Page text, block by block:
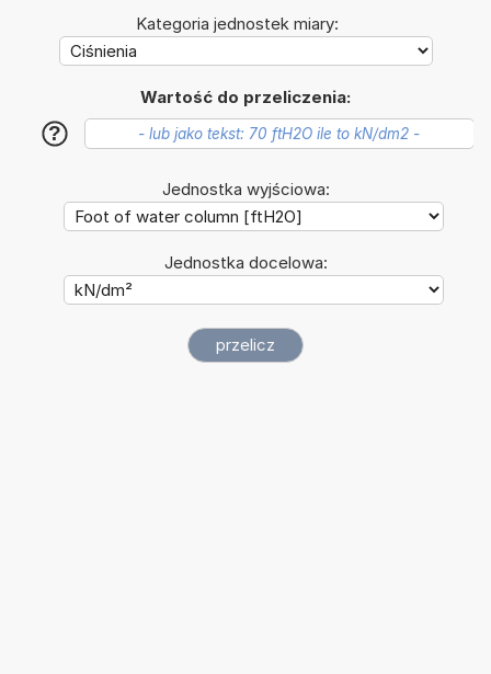
Kategoria jednostek miary:
Wartość do przeliczenia:
?
Jednostka wyjściowa:
Jednostka docelowa: